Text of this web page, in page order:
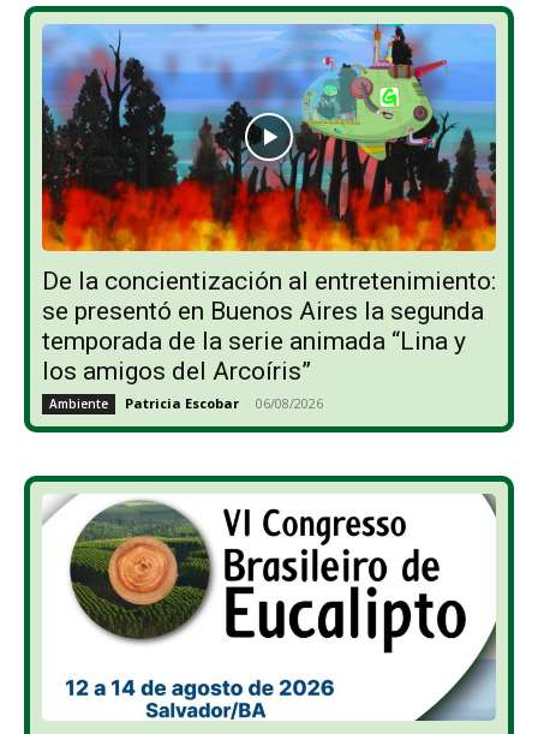
De la concientización al entretenimiento:
se presentó en Buenos Aires la segunda
temporada de la serie animada “Lina y
los amigos del Arcoíris”
Ambiente Patricia Escobar - 06/08/2026